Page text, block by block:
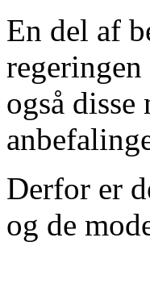
En del af
også
Derfor er
og de